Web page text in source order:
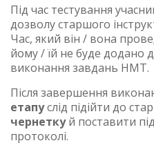
Під час тестування
дозволу старшого
Час, який він / вона
йому / їй не буде додано
виконання завдань НМТ.
Після завершення
етапуслід підійти до
чернеткуй поставити
протоколі.